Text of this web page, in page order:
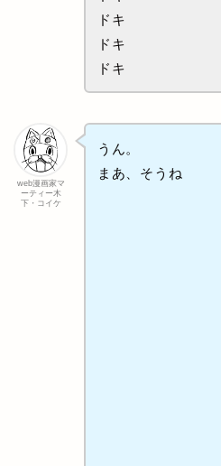
ドキ
ドキ
ドキ
web漫画家マ
ーティー木
下・コイケ
うん。
まあ、そうね